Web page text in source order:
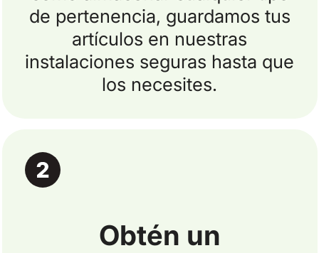
de pertenencia, guardamos tus
artículos en nuestras
instalaciones seguras hasta que
los necesites.
Obtén un